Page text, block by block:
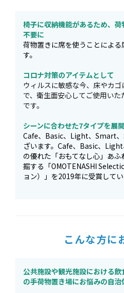
椅子に収納機能があるため、
不要に
荷物置きに席を使うことによ
す。
コロナ対策のアイテムとして
ウィルスに敏感な今、床やカ
で、衛生面安心してご使用い
です。
シーンに合わせた7タイプを展開
Cafe、Basic、Light、Smart
ざいます。Cafe、Basic、
の優れた「おもてなし心」あ
掘する「OMOTENASHI
ョン）」を2019年に受賞してい
こんな方に
公共施設や観光施設における
の手荷物置き場にお悩みの自治